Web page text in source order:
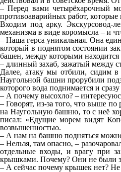
– Перед вами четырёхарочный
противоаварийных работ,
Входим под арку. Экскурсовод-
механизма в виде коромысла – и
– Наша герса уникальная. Она
который в поднятом состоянии
башен, между которыми находится
– длинный захаб, зажатый между
Далее, атаку мы отбили, сидим
Наугольной башни прорубили
которого вода поднимается и
– А почему высохло? –
– Говорят, из-за того, что выше по
на Наугольную башню, то с неё
писал: «Едущие морем видят
возвышенностью.
– А нам на башню подняться
– Нельзя, там опасно, –
отдельные входы, и врагу при
крышками. Почему? Они не были
– А сейчас почему крышек нет? Не